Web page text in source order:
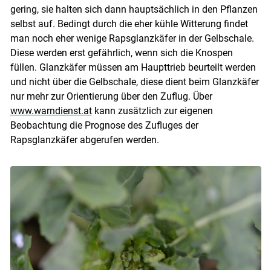
gering, sie halten sich dann hauptsächlich in den Pflanzen
selbst auf. Bedingt durch die eher kühle Witterung findet
man noch eher wenige Rapsglanzkäfer in der Gelbschale.
Diese werden erst gefährlich, wenn sich die Knospen
füllen. Glanzkäfer müssen am Haupttrieb beurteilt werden
und nicht über die Gelbschale, diese dient beim Glanzkäfer
nur mehr zur Orientierung über den Zuflug. Über
www.warndienst.atkann zusätzlich zur eigenen
Beobachtung die Prognose des Zufluges der
Rapsglanzkäfer abgerufen werden.